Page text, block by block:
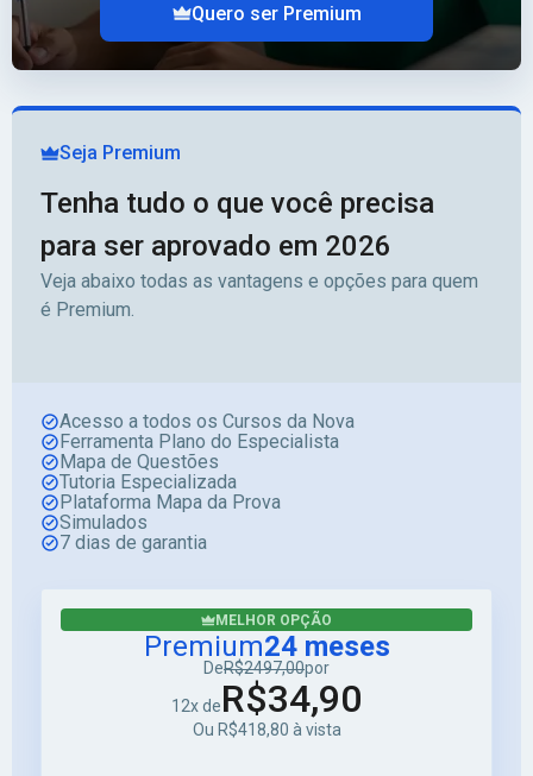
Quero ser Premium
Seja Premium
Tenha tudo o que você precisa
para ser aprovado em 2026
Veja abaixo todas as vantagens e opções para quem
é Premium.
Acesso a todos os Cursos da Nova
Ferramenta Plano do Especialista
Mapa de Questões
Tutoria Especializada
Plataforma Mapa da Prova
Simulados
7 dias de garantia
MELHOR OPÇÃO
Premium24 meses
DeR$2497,00por
12x deR$34,90
Ou R$418,80 à vista